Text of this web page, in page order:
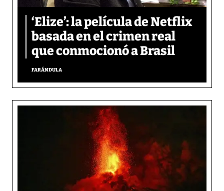
‘Elize’: la película de Netflix
basada en el crimen real
que conmocionó a Brasil
FARÁNDULA